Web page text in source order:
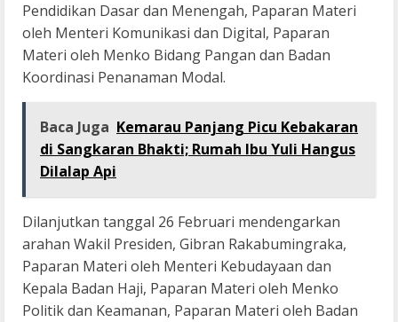
Pendidikan Dasar dan Menengah, Paparan Materi
oleh Menteri Komunikasi dan Digital, Paparan
Materi oleh Menko Bidang Pangan dan Badan
Koordinasi Penanaman Modal.
Baca Juga Kemarau Panjang Picu Kebakaran
di Sangkaran Bhakti; Rumah Ibu Yuli Hangus
Dilalap Api
Dilanjutkan tanggal 26 Februari mendengarkan
arahan Wakil Presiden, Gibran Rakabumingraka,
Paparan Materi oleh Menteri Kebudayaan dan
Kepala Badan Haji, Paparan Materi oleh Menko
Politik dan Keamanan, Paparan Materi oleh Badan